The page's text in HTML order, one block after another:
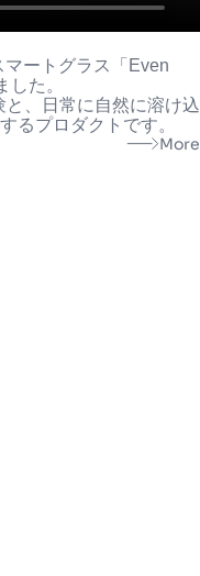
ートグラス「Even
た。
、日常に自然に溶け込
るプロダクトです。
More